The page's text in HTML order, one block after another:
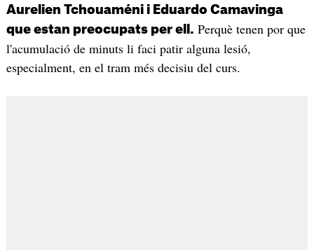
Aurelien Tchouaméni i Eduardo Camavinga
que estan preocupats per ell. Perquè tenen por que
l'acumulació de minuts li faci patir alguna lesió,
especialment, en el tram més decisiu del curs.